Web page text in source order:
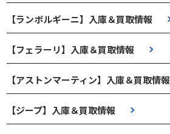
【ランボルギーニ】入庫＆買取情報
【フェラーリ】入庫＆買取情報
【アストンマーティン】入庫＆買取情報
【ジープ】入庫＆買取情報